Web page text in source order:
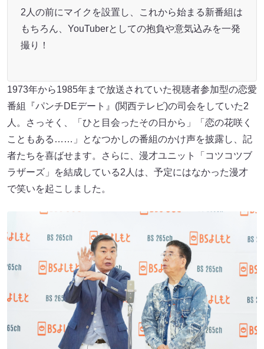
2人の前にマイクを設置し、これから始まる新番組は
もちろん、YouTuberとしての抱負や意気込みを一発
撮り！
1973年から1985年まで放送されていた視聴者参加型の恋愛
番組『パンチDEデート』(関西テレビ)の司会をしていた2
人。さっそく、「ひと目会ったその日から」「恋の花咲く
こともある……」となつかしの番組のかけ声を披露し、記
者たちを喜ばせます。さらに、漫才ユニット「コツコツブ
ラザーズ」を結成している2人は、予定にはなかった漫才
で笑いを起こしました。